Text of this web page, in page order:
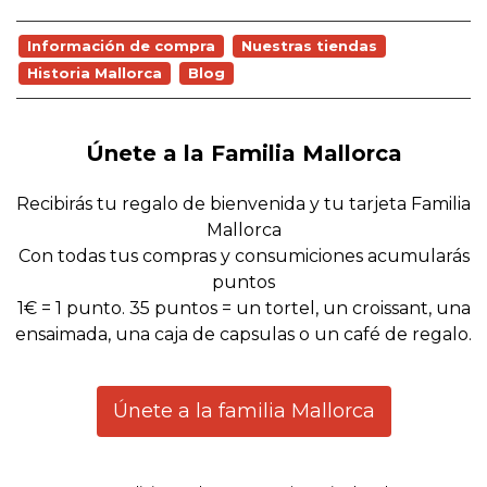
Información de compra
Nuestras tiendas
Historia Mallorca
Blog
Únete a la Familia Mallorca
Recibirás tu regalo de bienvenida y tu tarjeta Familia
Mallorca
Con todas tus compras y consumiciones acumularás
puntos
1€ = 1 punto. 35 puntos = un tortel, un croissant, una
ensaimada, una caja de capsulas o un café de regalo.
Únete a la familia Mallorca